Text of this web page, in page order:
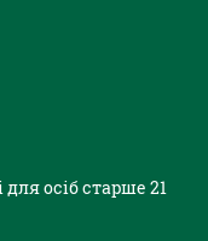
осіб старше 21